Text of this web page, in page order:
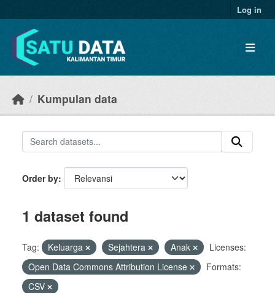
Log in
Kumpulan data
Order by
1 dataset found
Tag: Keluarga Sejahtera Anak
Licenses:
Open Data Commons Attribution License
Formats:
CSV